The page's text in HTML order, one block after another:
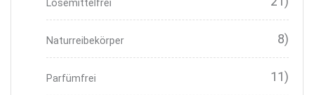
Lösemittelfrei
Naturreibekörper 8)
Parfümfrei 11)